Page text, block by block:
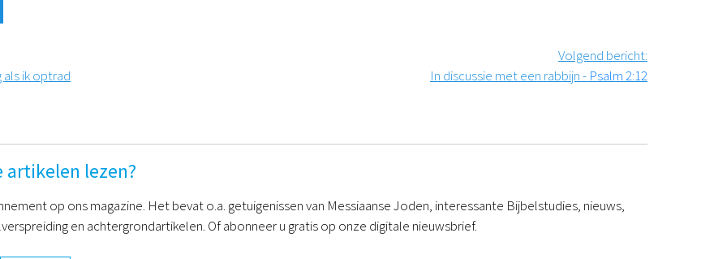
als ik optrad
Volgend bericht:
In discussie met een rabbijn - Psalm 2:12
artikelen lezen?
op ons magazine. Het bevat o.a. getuigenissen van Messiaanse Joden, interessante Bijbelstudies, nieuws,
en achtergrondartikelen. Of abonneer u gratis op onze digitale nieuwsbrief.